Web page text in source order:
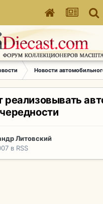
Новости
реализовывать
Литовский
в RSS